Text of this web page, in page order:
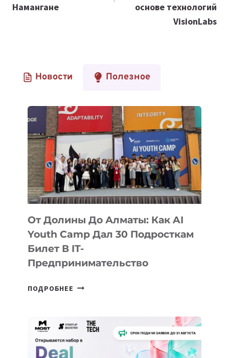
Намангане
основе технологий
VisionLabs
Новости Полезное
От Долины До Алматы: Как AI
Youth Camp Дал 30 Подросткам
Билет В IT-
Предпринимательство
ПОДРОБНЕЕ ОТ
АЛМАТЫ:
КАК
AI